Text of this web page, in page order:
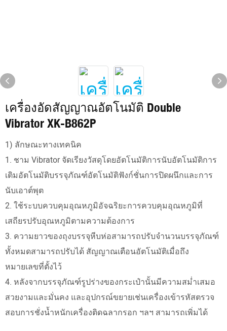
เครื่องอัดสัญญาณอัตโนมัติ Double
Vibrator XK-B862P
1) ลักษณะทางเทคนิค
1. ชาม Vibrator จัดเรียงวัสดุโดยอัตโนมัติการนับอัตโนมัติการ
เติมอัตโนมัติบรรจุภัณฑ์อัตโนมัติฟังก์ชั่นการปิดผนึกและการ
นับเอาต์พุต
2. ใช้ระบบควบคุมอุณหภูมิอัจฉริยะการควบคุมอุณหภูมิที่
เสถียรปรับอุณหภูมิตามความต้องการ
3. ความยาวของถุงบรรจุหีบห่อสามารถปรับจำนวนบรรจุภัณฑ์
ทั้งหมดสามารถปรับได้ สัญญาณเตือนอัตโนมัติเมื่อถึง
หมายเลขที่ตั้งไว้
4. หลังจากบรรจุภัณฑ์รูปร่างของกระเป๋านั้นมีความสม่ำเสมอ
สวยงามและมั่นคง และอุปกรณ์ขยายเช่นเครื่องเข้ารหัสตรวจ
สอบการชั่งน้ำหนักเครื่องติดฉลากรอก ฯลฯ สามารถเพิ่มได้